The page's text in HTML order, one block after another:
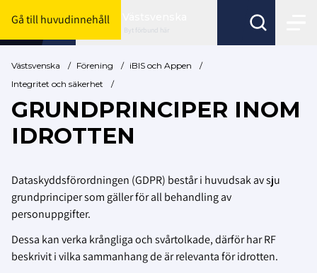
Gå till huvudinnehåll
Byt förbund här
Västsvenska / Förening / iBIS och Appen
/
Integritet och säkerhet
/
GRUNDPRINCIPER INOM
IDROTTEN
Dataskyddsförordningen (GDPR) består i huvudsak av sju
grundprinciper som gäller för all behandling av
personuppgifter.
Dessa kan verka krångliga och svårtolkade, därför har RF
beskrivit i vilka sammanhang de är relevanta för idrotten.